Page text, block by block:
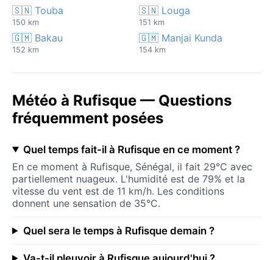
🇸🇳 Touba
150 km
🇸🇳 Louga
151 km
🇬🇲 Bakau
152 km
🇬🇲 Manjai Kunda
154 km
Météo à Rufisque — Questions
fréquemment posées
Quel temps fait-il à Rufisque en ce moment ?
En ce moment à Rufisque, Sénégal, il fait 29°C avec
partiellement nuageux. L'humidité est de 79% et la
vitesse du vent est de 11 km/h. Les conditions
donnent une sensation de 35°C.
Quel sera le temps à Rufisque demain ?